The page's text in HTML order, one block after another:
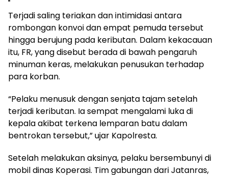
Terjadi saling teriakan dan intimidasi antara
rombongan konvoi dan empat pemuda tersebut
hingga berujung pada keributan. Dalam kekacauan
itu, FR, yang disebut berada di bawah pengaruh
minuman keras, melakukan penusukan terhadap
para korban.
“Pelaku menusuk dengan senjata tajam setelah
terjadi keributan. Ia sempat mengalami luka di
kepala akibat terkena lemparan batu dalam
bentrokan tersebut,” ujar Kapolresta.
Setelah melakukan aksinya, pelaku bersembunyi di
mobil dinas Koperasi. Tim gabungan dari Jatanras,